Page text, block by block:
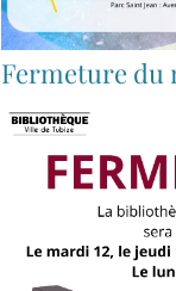
Fermeture du